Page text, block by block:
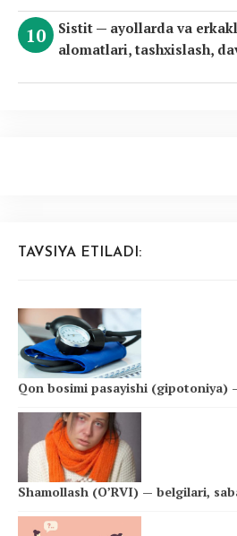
Sistit — ayollarda va
alomatlari, tashxislash,
TAVSIYA ETILADI:
Qon bosimi pasayishi (gipotoniya)
Shamollash (O’RVI) — belgilari,